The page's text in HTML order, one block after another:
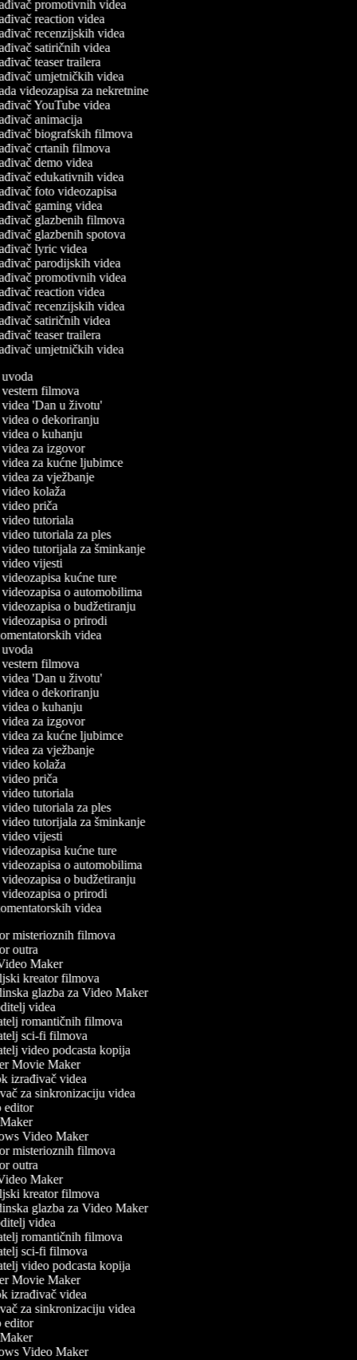
promotivnih videa
reaction videa
recenzijskih videa
satiričnih videa
teaser trailera
umjetničkih videa
videozapisa za nekretnine
YouTube videa
animacija
biografskih filmova
crtanih filmova
demo videa
edukativnih videa
foto videozapisa
gaming videa
glazbenih filmova
glazbenih spotova
lyric videa
parodijskih videa
promotivnih videa
reaction videa
recenzijskih videa
satiričnih videa
teaser trailera
umjetničkih videa
uvoda
vestern filmova
videa 'Dan u životu'
videa o dekoriranju
videa o kuhanju
videa za izgovor
videa za kućne ljubimce
videa za vježbanje
video kolaža
video priča
video tutoriala
video tutoriala za ples
video tutorijala za šminkanje
video vijesti
videozapisa kućne ture
videozapisa o automobilima
videozapisa o budžetiranju
videozapisa o prirodi
videa
uvoda
vestern filmova
videa 'Dan u životu'
videa o dekoriranju
videa o kuhanju
videa za izgovor
videa za kućne ljubimce
videa za vježbanje
video kolaža
video priča
video tutoriala
video tutoriala za ples
video tutorijala za šminkanje
video vijesti
videozapisa kućne ture
videozapisa o automobilima
videozapisa o budžetiranju
videozapisa o prirodi
videa
misterioznih filmova
outra
Maker
kreator filmova
glazba za Video Maker
videa
romantičnih filmova
sci-fi filmova
video podcasta kopija
Movie Maker
izrađivač videa
za sinkronizaciju videa
Video Maker
misterioznih filmova
outra
Maker
kreator filmova
glazba za Video Maker
videa
romantičnih filmova
sci-fi filmova
video podcasta kopija
Movie Maker
izrađivač videa
za sinkronizaciju videa
Video Maker